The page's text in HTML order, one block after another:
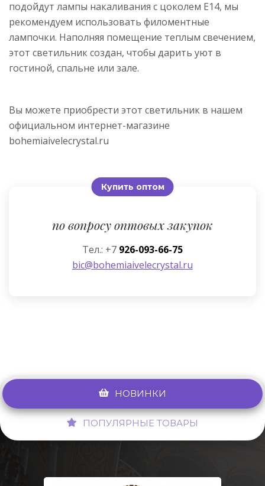
подойдут лампы накаливания с цоколем E14, мы
рекомендуем использовать филоментные
лампочки. Наполняя помещение теплым свечением,
этот светильник создан, чтобы дарить уют в
гостиной, спальне или зале.
Вы можете приобрести этот светильник в нашем
официальном интернет-магазине
bohemiaivelecrystal.ru
Купить оптом
по вопросу оптовых закупок
Тел.: +7 926-093-66-75
bic@bohemiaivelecrystal.ru
НОВИНКИ
ПОПУЛЯРНЫЕ ТОВАРЫ